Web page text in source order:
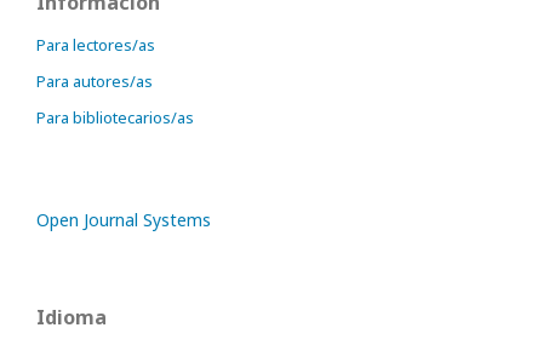
Para lectores/as
Para autores/as
Para bibliotecarios/as
Open Journal Systems
Idioma